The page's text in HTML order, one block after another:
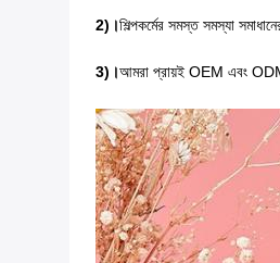
2)।শিল্পকর্মের সমস্ত সমস্যা
3)।আমরা প্রায়ই OEM এবং